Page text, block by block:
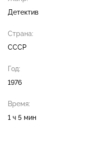
Детектив
Страна:
СССР
Год:
1976
Время:
1 ч 5 мин